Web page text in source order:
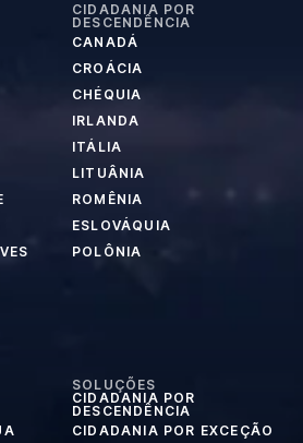
CIDADANIA POR
DESCENDÊNCIA
CANADÁ
CROÁCIA
CHÉQUIA
IRLANDA
ITÁLIA
LITUÂNIA
ROMÊNIA
ESLOVÁQUIA
POLÔNIA
SOLUÇÕES
CIDADANIA POR
DESCENDÊNCIA
CIDADANIA POR EXCEÇÃO